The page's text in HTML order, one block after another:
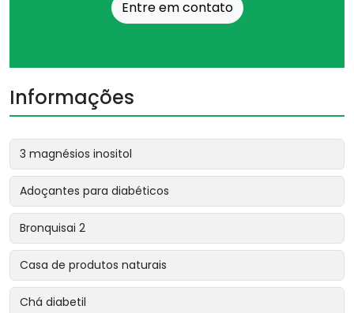
Entre em contato
Informações
3 magnésios inositol
Adoçantes para diabéticos
Bronquisai 2
Casa de produtos naturais
Chá diabetil